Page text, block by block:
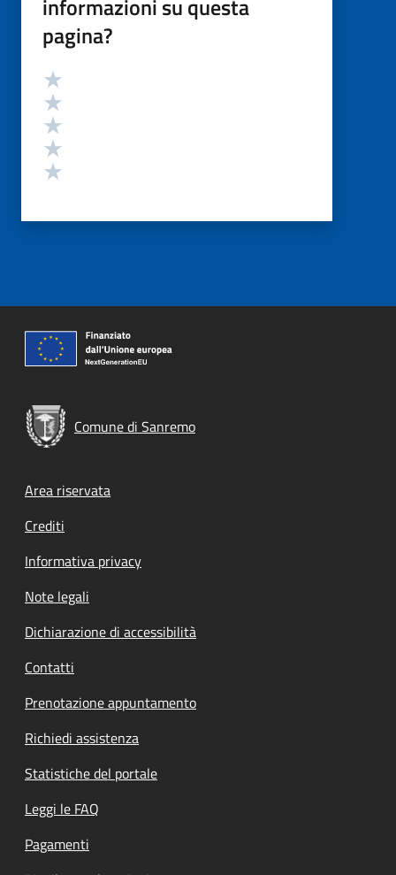
informazioni su questa
pagina?
Valutazione
Comune di Sanremo
Footer menu
Area riservata
Crediti
Informativa privacy
Note legali
Dichiarazione di accessibilità
Contatti
Prenotazione appuntamento
Richiedi assistenza
Statistiche del portale
Leggi le FAQ
Pagamenti